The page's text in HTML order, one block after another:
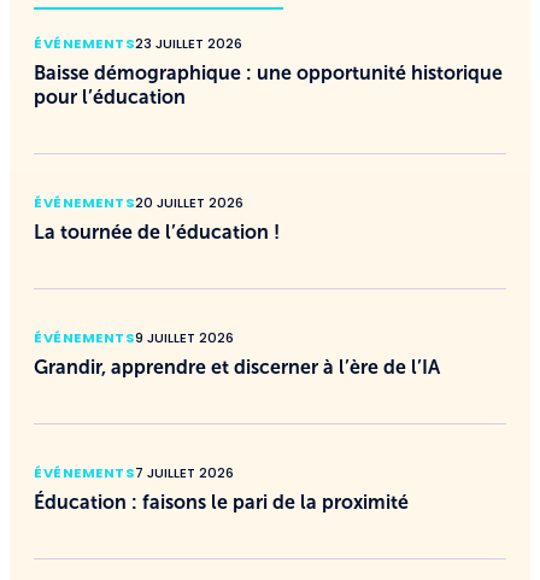
ÉVÉNEMENTS23 JUILLET 2026
Baisse démographique : une opportunité historique
pour l’éducation
ÉVÉNEMENTS20 JUILLET 2026
La tournée de l’éducation !
ÉVÉNEMENTS9 JUILLET 2026
Grandir, apprendre et discerner à l’ère de l’IA
ÉVÉNEMENTS7 JUILLET 2026
Éducation : faisons le pari de la proximité